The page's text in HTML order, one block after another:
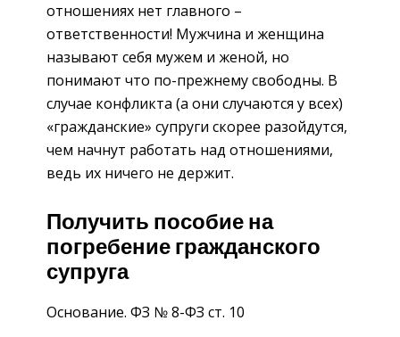
отношениях нет главного –
ответственности! Мужчина и женщина
называют себя мужем и женой, но
понимают что по-прежнему свободны. В
случае конфликта (а они случаются у всех)
«гражданские» супруги скорее разойдутся,
чем начнут работать над отношениями,
ведь их ничего не держит.
Получить пособие на
погребение гражданского
супруга
Основание. ФЗ № 8-ФЗ ст. 10